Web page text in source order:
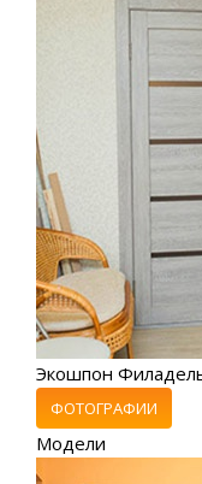
Экошпон
ФОТОГРАФИИ
Модели